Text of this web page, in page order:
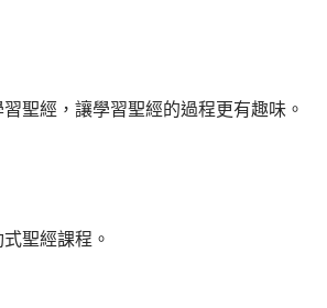
聖經，讓學習聖經的過程更有趣味。
聖經課程。